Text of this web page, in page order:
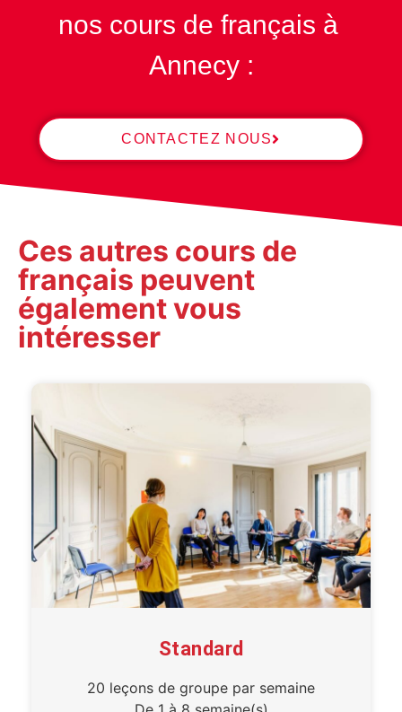
nos cours de français à
Annecy :
CONTACTEZ NOUS
Ces autres cours de
français peuvent
également vous
intéresser
Standard
20 leçons de groupe par semaine